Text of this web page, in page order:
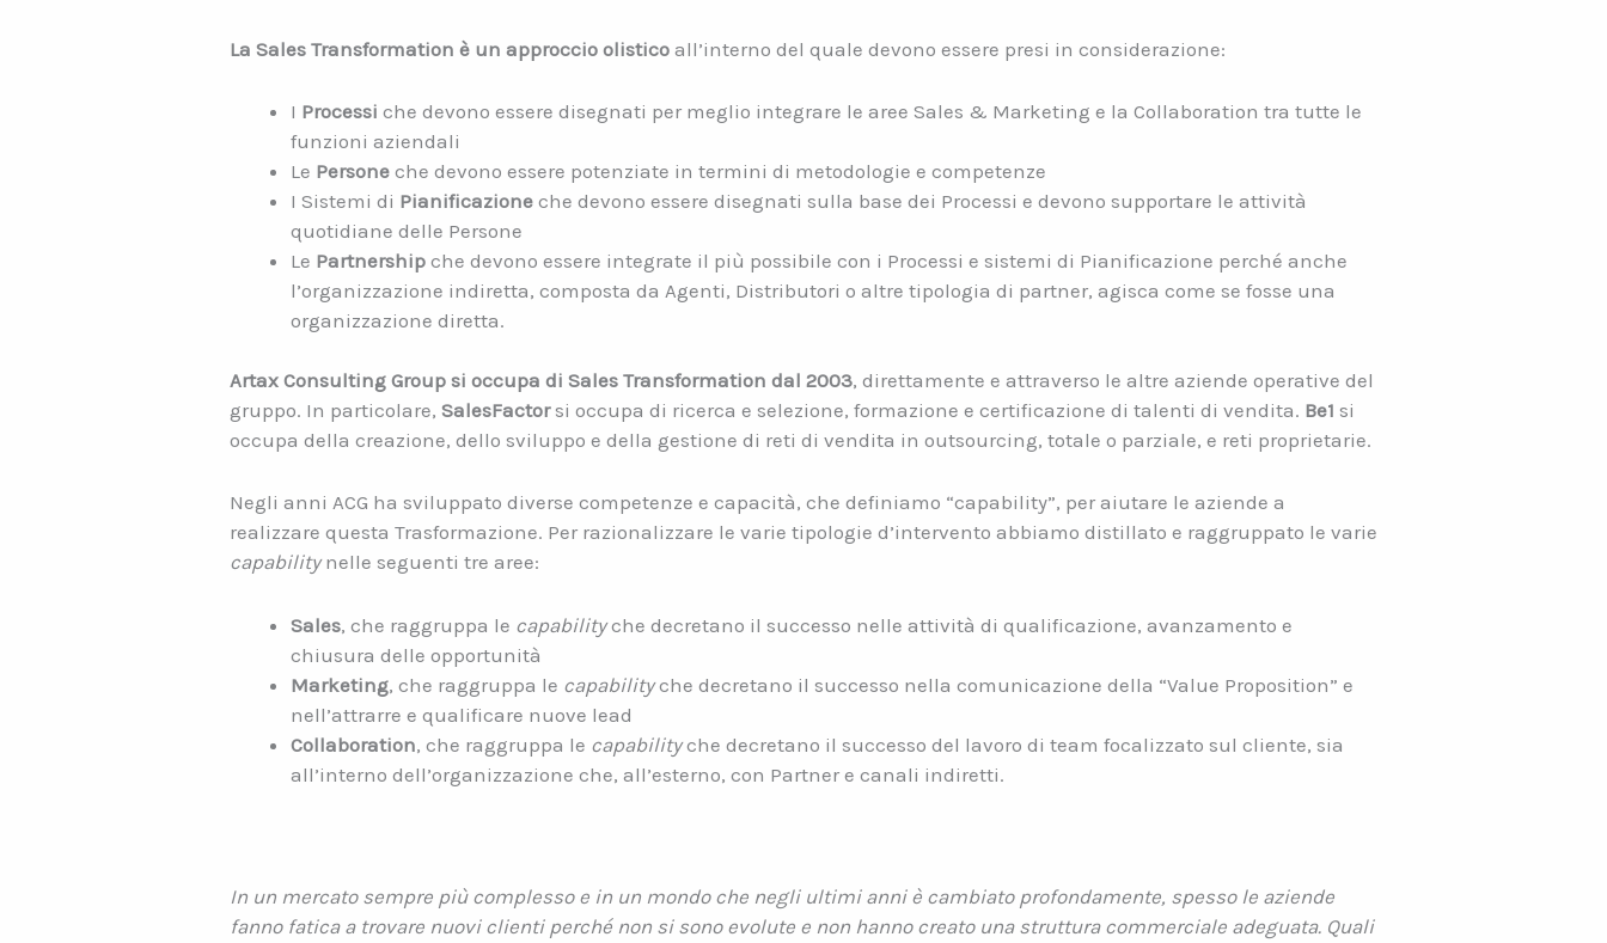
La Sales Transformation è un approccio olistico all’interno del quale devono essere presi in considerazione:
I Processi che devono essere disegnati per meglio integrare le aree Sales & Marketing e la Collaboration tra tutte le
funzioni aziendali
Le Persone che devono essere potenziate in termini di metodologie e competenze
I Sistemi di Pianificazione che devono essere disegnati sulla base dei Processi e devono supportare le attività
quotidiane delle Persone
Le Partnership che devono essere integrate il più possibile con i Processi e sistemi di Pianificazione perché anche
l’organizzazione indiretta, composta da Agenti, Distributori o altre tipologia di partner, agisca come se fosse una
organizzazione diretta.
Artax Consulting Group si occupa di Sales Transformation dal 2003, direttamente e attraverso le altre aziende operative del
gruppo. In particolare, SalesFactorsi occupa di ricerca e selezione, formazione e certificazione di talenti di vendita. Be1 si
occupa della creazione, dello sviluppo e della gestione di reti di vendita in outsourcing, totale o parziale, e reti proprietarie.
Negli anni ACG ha sviluppato diverse competenze e capacità, che definiamo “capability”, per aiutare le aziende a
realizzare questa Trasformazione. Per razionalizzare le varie tipologie d’intervento abbiamo distillato e raggruppato le varie
capabilitynelle seguenti tre aree:
Sales, che raggruppa le capabilityche decretano il successo nelle attività di qualificazione, avanzamento e
chiusura delle opportunità
Marketing, che raggruppa le capabilityche decretano il successo nella comunicazione della “Value Proposition” e
nell’attrarre e qualificare nuove lead
Collaboration, che raggruppa le capabilityche decretano il successo del lavoro di team focalizzato sul cliente, sia
all’interno dell’organizzazione che, all’esterno, con Partner e canali indiretti.
In un mercato sempre più complesso e in un mondo che negli ultimi anni è cambiato profondamente, spesso le aziende
fanno fatica a trovare nuovi clienti perché non si sono evolute e non hanno creato una struttura commerciale adeguata. Quali